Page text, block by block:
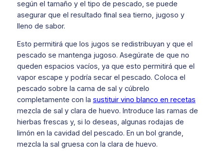
según el tamaño y el tipo de pescado, se puede
asegurar que el resultado final sea tierno, jugoso y
lleno de sabor.
Esto permitirá que los jugos se redistribuyan y que el
pescado se mantenga jugoso. Asegúrate de que no
queden espacios vacíos, ya que esto permitirá que el
vapor escape y podría secar el pescado. Coloca el
pescado sobre la cama de sal y cúbrelo
completamente con la sustituir vino blanco en recetas
mezcla de sal y clara de huevo. Introduce las ramas de
hierbas frescas y, si lo deseas, algunas rodajas de
limón en la cavidad del pescado. En un bol grande,
mezcla la sal gruesa con la clara de huevo.